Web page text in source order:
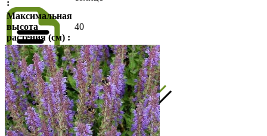
:
Максимальная
высота
растения (см) :
40
Описание
Описание